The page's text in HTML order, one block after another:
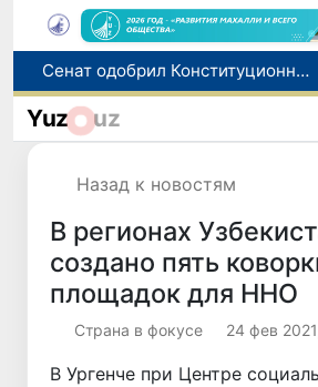
Сенат одобрил Конституционный закон о правовом статусе Администрации Президента Республики Узбекистан
В Ташкенте задержали подозреваемых в распространении крупной партии наркотиков
До 10 августа студенты могут исправить отклоненные заявления на перевод в государственные вузы
Yuz uz
Назад к новостям
В регионах
создано пять
площадок для ННО
Страна в фокусе 24 фев
В Ургенче при Центре